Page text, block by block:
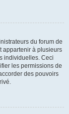
du forum de
appartenir à plusieurs
individuelles. Ceci
les permissions de
des pouvoirs